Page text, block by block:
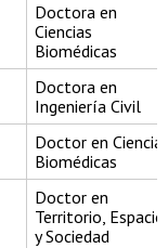
Doctora en
Ciencias
Biomédicas
Doctora en
Ingeniería Civil
Doctor en
Biomédicas
Doctor en
Territorio, Espacio
y Sociedad